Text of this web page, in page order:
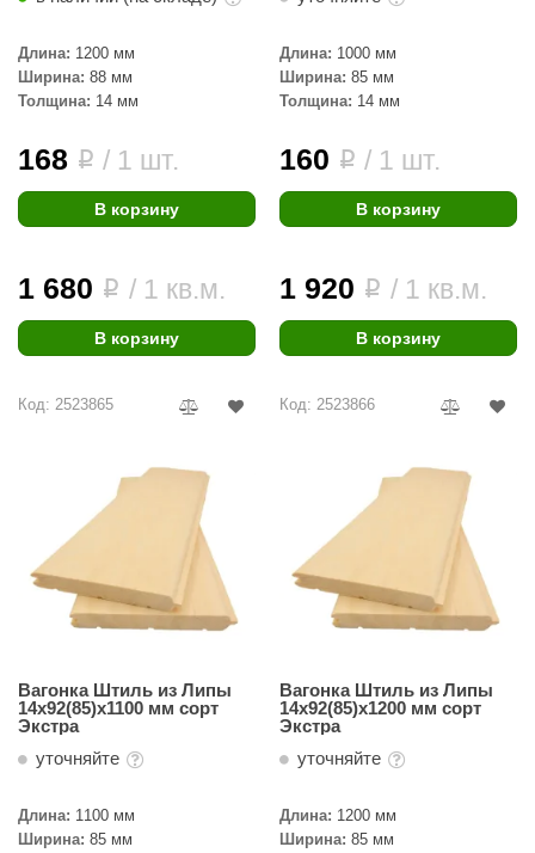
Длина: 1200 мм
Ширина: 88 мм
Толщина: 14 мм
168 i / 1 шт.
В корзину
1 680 i / 1 кв.м.
В корзину
Длина: 1000 мм
Ширина: 85 мм
Толщина: 14 мм
160 i / 1 шт.
В корзину
1 920 i / 1 кв.м.
В корзину
Код: 2523865
Вагонка Штиль из Липы
14х92(85)х1100 мм сорт
Экстра
уточняйте
Длина: 1100 мм
Ширина: 85 мм
Код: 2523866
Вагонка Штиль из Липы
14х92(85)х1200 мм сорт
Экстра
уточняйте
Длина: 1200 мм
Ширина: 85 мм